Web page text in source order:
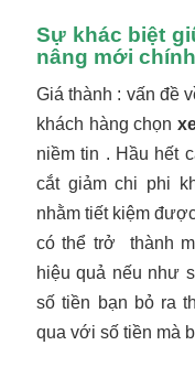
Sự khác biệt
nâng mới
Giá thành : vấn đề
khách hàng chọn
niềm tin . Hầu hết
cắt giảm chi phi
nhằm tiết kiệm
có thể trở thành
hiệu quả nếu như
số tiền bạn bỏ ra
qua với số tiền mà